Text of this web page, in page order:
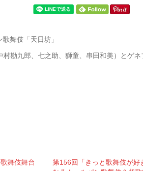
舞伎「天日坊」
村勘九郎、七之助、獅童、串田和美）とゲネ
舞伎舞台
第156回「きっと歌舞伎が好